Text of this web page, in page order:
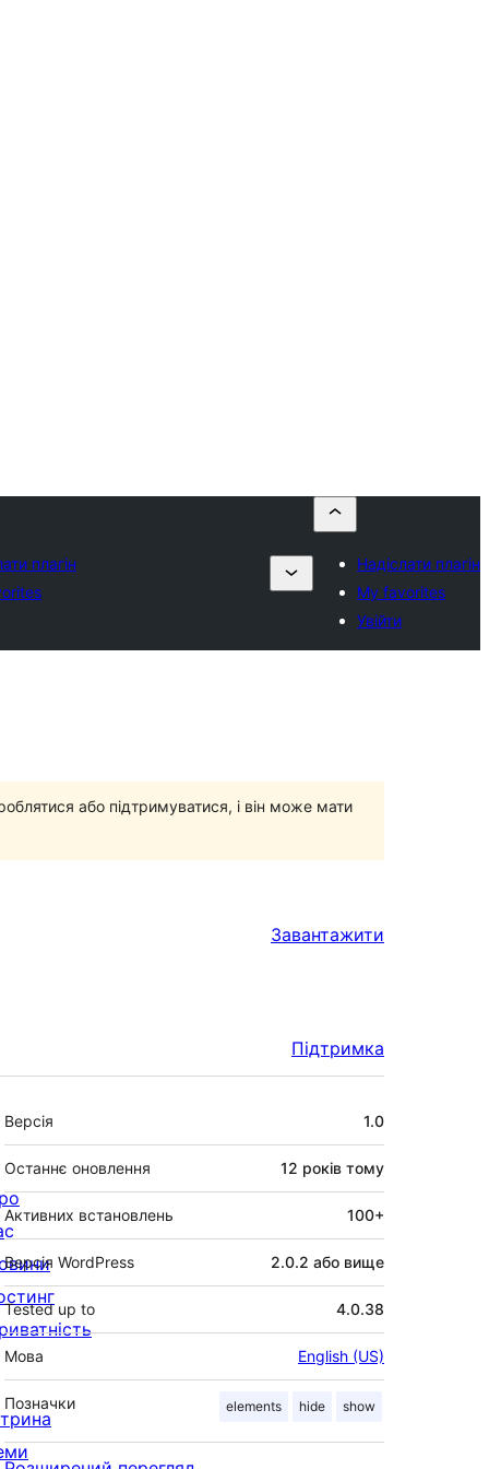
плагін
Надіслати плагін
My favorites
Увійти
або підтримуватися, і він може мати
Завантажити
Підтримка
Мета
Версія 1.0
Останнє оновлення 12 років тому
Активних встановлень 100+
Версія WordPress 2.0.2 або вище
Tested up to 4.0.38
Мова English (US)
Позначки elements hide show